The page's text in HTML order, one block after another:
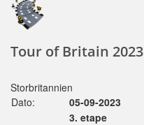
Tour of Britain 2023
Storbritannien
Dato:
05-09-2023
3. etape